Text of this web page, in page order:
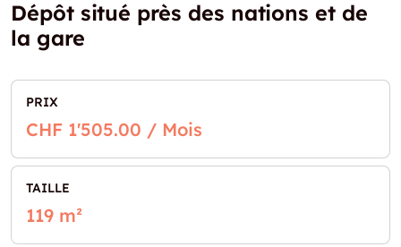
Dépôt situé près des nations et de
la gare
PRIX
CHF 1'505.00 / Mois
TAILLE
119 m²